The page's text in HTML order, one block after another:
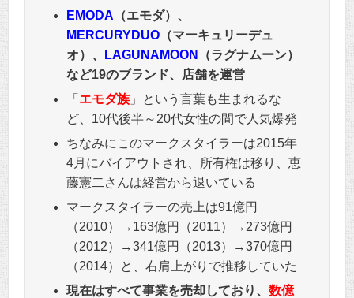
EMODA （エモダ）、
MERCURYDUO （マーキュリーデュ
オ）、
LAGUNAMOON
（ラグナムーン）
など19のブランド、店舗を運営
「 エモダ族 」という言葉も生まれるな
ど、10代後半～20代女性の間で人気爆発
ちなみにこのマークスタイラーは2015年
4月にバイアウトされ、所有権は移り、恵
藤憲二さんは経営から退いている
マークスタイラーの売上は91億円
（2010）→163億円（2011）→273億円
（2012）→341億円（2013）→370億円
（2014）と、右肩上がりで推移していた
現在はすべて事業を売却しており、 数億